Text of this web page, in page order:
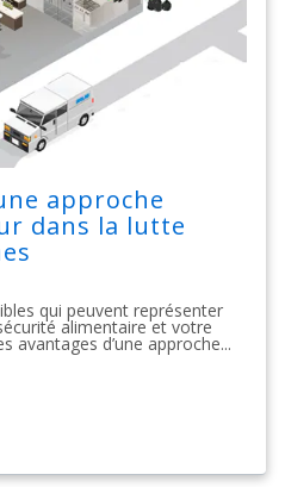
approche
dans la lutte
qui peuvent représenter
alimentaire et votre
avantages d’une approche...